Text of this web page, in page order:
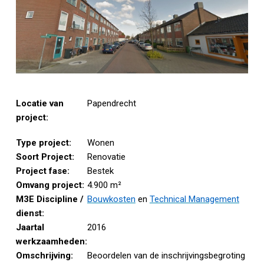
Locatie van
project:
Papendrecht
Type project:
Wonen
Soort Project:
Renovatie
Project fase:
Bestek
Omvang project: 4.900 m²
M3E Discipline /
dienst:
Bouwkosten en Technical Management
Jaartal
werkzaamheden:
2016
Omschrijving:
Beoordelen van de inschrijvingsbegroting